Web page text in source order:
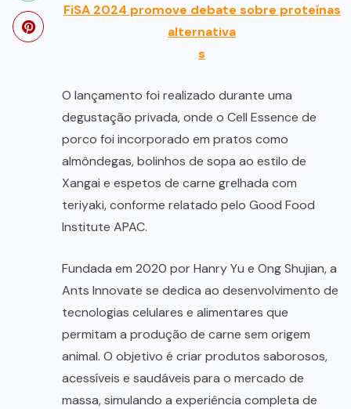
FiSA 2024 promove debate sobre proteínas
alternativa
s
O lançamento foi realizado durante uma
degustação privada, onde o Cell Essence de
porco foi incorporado em pratos como
almôndegas, bolinhos de sopa ao estilo de
Xangai e espetos de carne grelhada com
teriyaki, conforme relatado pelo Good Food
Institute APAC.
Fundada em 2020 por Hanry Yu e Ong Shujian, a
Ants Innovate se dedica ao desenvolvimento de
tecnologias celulares e alimentares que
permitam a produção de carne sem origem
animal. O objetivo é criar produtos saborosos,
acessíveis e saudáveis para o mercado de
massa, simulando a experiência completa de